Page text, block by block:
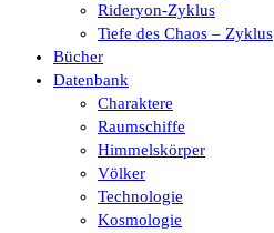
Rideryon-Zyklus
Tiefe des Chaos – Zyklus
Bücher
Datenbank
Charaktere
Raumschiffe
Himmelskörper
Völker
Technologie
Kosmologie